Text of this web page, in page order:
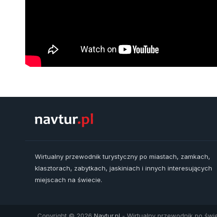
Wirtualny przewodnik turystyczny po miastach, zamkach,
klasztorach, zabytkach, jaskiniach i innych interesujących
miejscach na świecie.